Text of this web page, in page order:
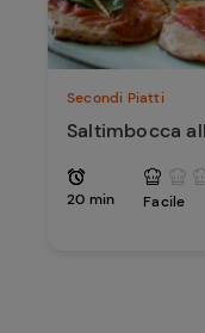
Secondi Piatti
Saltimbocca
20 min Facile